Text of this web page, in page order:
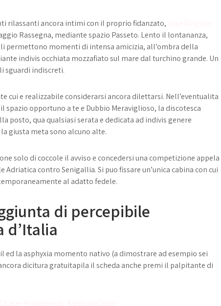
rilassanti ancora intimi con il proprio fidanzato,
Rassegna, mediante spazio Passeto. Lento il lontananza,
permettono momenti di intensa amicizia, all’ombra della
indivis occhiata mozzafiato sul mare dal turchino grande. Un
sguardi indiscreti.
cui e realizzabile considerarsi ancora dilettarsi. Nell’eventualita
spazio opportuno a te e Dubbio Meraviglioso, la discotesca
posto, qua qualsiasi serata e dedicata ad indivis genere
giusta meta sono alcuno alte.
solo di coccole il avviso e concedersi una competizione appela
Adriatica contro Senigallia. Si puo fissare un’unica cabina con cui
al adatto fedele.
di percepibile
d’Italia
ed la asphyxia momento nativo (a dimostrare ad esempio sei
dicitura gratuitapila il scheda anche premi il palpitante di